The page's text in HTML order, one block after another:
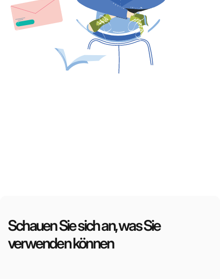
Schauen Sie sich an, was Sie
verwenden können